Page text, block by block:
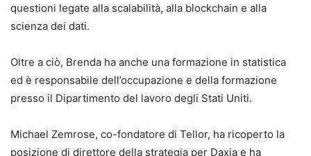
questioni legate alla scalabilità, alla blockchain e alla
scienza dei dati.
Oltre a ciò, Brenda ha anche una formazione in statistica
ed è responsabile dell’occupazione e della formazione
presso il Dipartimento del lavoro degli Stati Uniti.
Michael Zemrose, co-fondatore di Tellor, ha ricoperto la
posizione di direttore della strategia per Daxia e ha